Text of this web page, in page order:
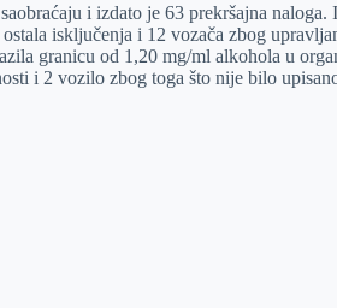
i izdato je 63 prekršajna naloga.
isključenja i 12 vozača zbog
granicu od 1,20 mg/ml alkohola u
i 2 vozilo zbog toga što nije bilo